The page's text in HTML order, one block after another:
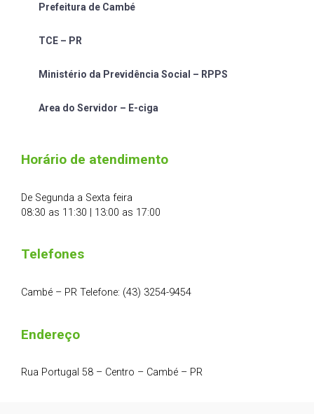
Prefeitura de Cambé
TCE – PR
Ministério da Previdência Social – RPPS
Area do Servidor – E-ciga
Horário de atendimento
De Segunda a Sexta feira
08:30 as 11:30 | 13:00 as 17:00
Telefones
Cambé – PR Telefone: (43) 3254-9454
Endereço
Rua Portugal 58 – Centro – Cambé – PR